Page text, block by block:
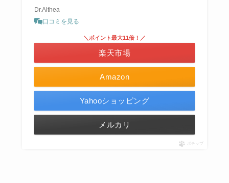
Dr.Althea
口コミを見る
Amazon
＼ポイント最大11倍！／
楽天市場
Yahooショッピング
メルカリ
ポチップ